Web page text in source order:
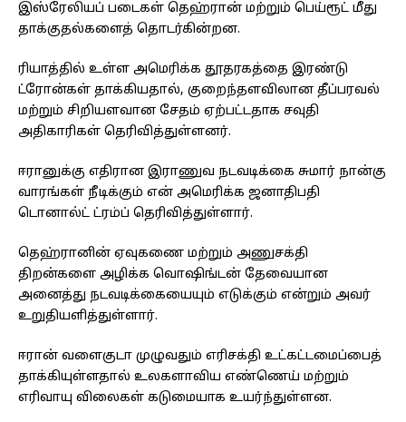
இஸ்ரேலியப் படைகள் தெஹ்ரான் மற்றும் பெய்ரூட் மீது
தாக்குதல்களைத் தொடர்கின்றன.
ரியாத்தில் உள்ள அமெரிக்க தூதரகத்தை இரண்டு
ட்ரோன்கள் தாக்கியதால், குறைந்தளவிலான தீப்பரவல்
மற்றும் சிறியளவான சேதம் ஏற்பட்டதாக சவுதி
அதிகாரிகள் தெரிவித்துள்ளனர்.
ஈரானுக்கு எதிரான இராணுவ நடவடிக்கை சுமார் நான்கு
வாரங்கள் நீடிக்கும் என் அமெரிக்க ஜனாதிபதி
டொனால்ட் ட்ரம்ப் தெரிவித்துள்ளார்.
தெஹ்ரானின் ஏவுகணை மற்றும் அணுசக்தி
திறன்களை அழிக்க வொஷிங்டன் தேவையான
அனைத்து நடவடிக்கையையும் எடுக்கும் என்றும் அவர்
உறுதியளித்துள்ளார்.
ஈரான் வளைகுடா முழுவதும் எரிசக்தி உட்கட்டமைப்பைத்
தாக்கியுள்ளதால் உலகளாவிய எண்ணெய் மற்றும்
எரிவாயு விலைகள் கடுமையாக உயர்ந்துள்ளன.